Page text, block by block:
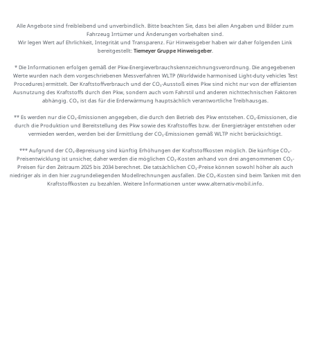
Alle Angebote sind freibleibend und unverbindlich. Bitte beachten Sie, dass bei allen Angaben und Bilder zum
Fahrzeug Irrtümer und Änderungen vorbehalten sind.
Wir legen Wert auf Ehrlichkeit, Integrität und Transparenz. Für Hinweisgeber haben wir daher folgenden Link
bereitgestellt: Tiemeyer Gruppe Hinweisgeber.
* Die Informationen erfolgen gemäß der Pkw-Energieverbrauchskennzeichnungsverordnung. Die angegebenen
Werte wurden nach dem vorgeschriebenen Messverfahren WLTP (Worldwide harmonised Light-duty vehicles Test
Procedures) ermittelt. Der Kraftstoffverbrauch und der CO₂-Ausstoß eines Pkw sind nicht nur von der effizienten
Ausnutzung des Kraftstoffs durch den Pkw, sondern auch vom Fahrstil und anderen nichttechnischen Faktoren
abhängig. CO₂ ist das für die Erderwärmung hauptsächlich verantwortliche Treibhausgas.
** Es werden nur die CO₂-Emissionen angegeben, die durch den Betrieb des Pkw entstehen. CO₂-Emissionen, die
durch die Produktion und Bereitstellung des Pkw sowie des Kraftstoffes bzw. der Energieträger entstehen oder
vermieden werden, werden bei der Ermittlung der CO₂-Emissionen gemäß WLTP nicht berücksichtigt.
*** Aufgrund der CO₂-Bepreisung sind künftig Erhöhungen der Kraftstoffkosten möglich. Die künftige CO₂-
Preisentwicklung ist unsicher, daher werden die möglichen CO₂-Kosten anhand von drei angenommenen CO₂-
Preisen für den Zeitraum 2025 bis 2034 berechnet. Die tatsächlichen CO₂-Preise können sowohl höher als auch
niedriger als in den hier zugrundeliegenden Modellrechnungen ausfallen. Die CO₂-Kosten sind beim Tanken mit den
Kraftstoffkosten zu bezahlen. Weitere Informationen unter www.alternativ-mobil.info.